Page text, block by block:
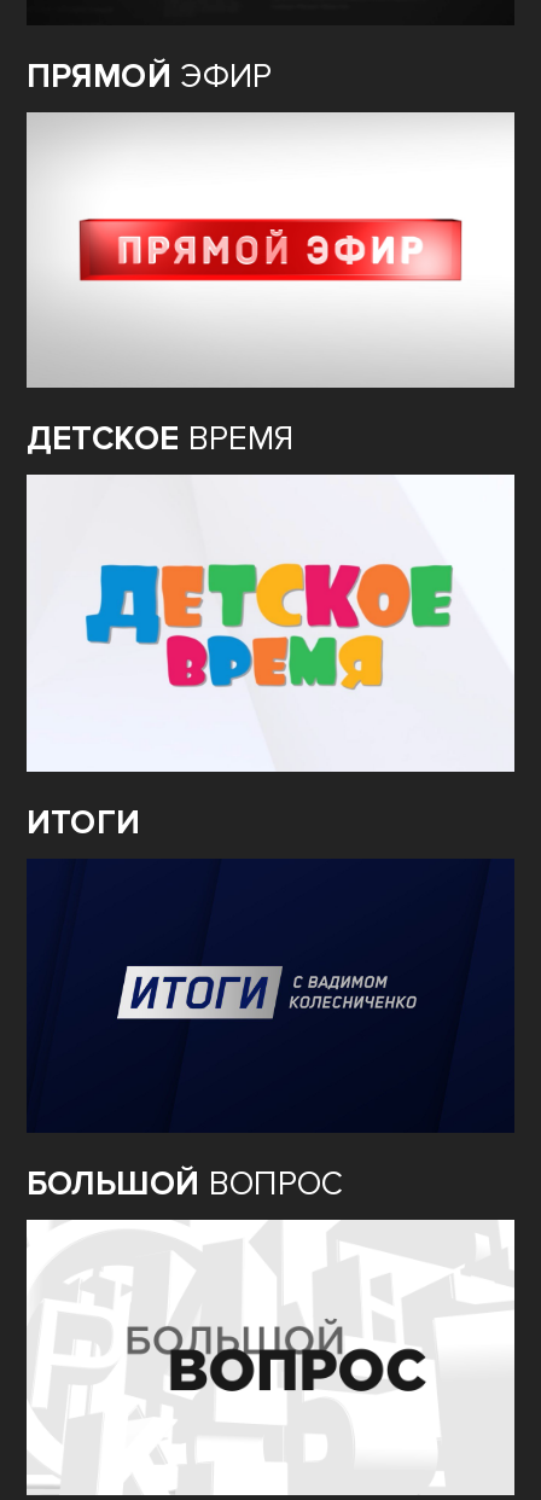
ПРЯМОЙ ЭФИР
ДЕТСКОЕ ВРЕМЯ
ИТОГИ
БОЛЬШОЙ ВОПРОС